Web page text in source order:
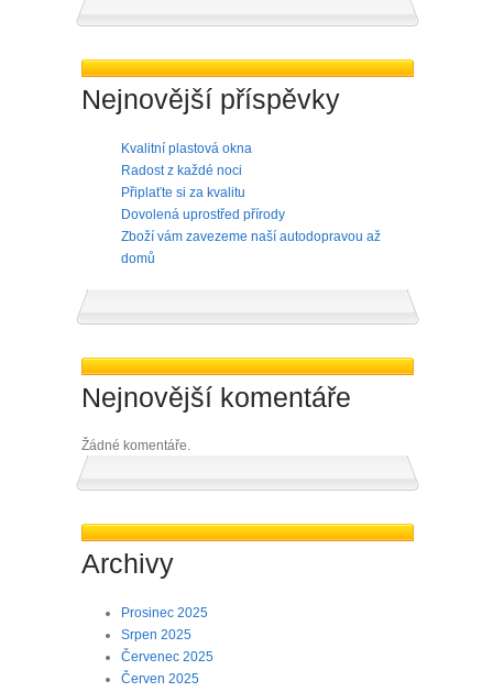
Nejnovější příspěvky
Kvalitní plastová okna
Radost z každé noci
Připlaťte si za kvalitu
Dovolená uprostřed přírody
Zboží vám zavezeme naší autodopravou až
domů
Nejnovější komentáře
Žádné komentáře.
Archivy
Prosinec 2025
Srpen 2025
Červenec 2025
Červen 2025